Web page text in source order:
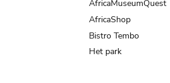
AfricaMuseumQuest
AfricaShop
Bistro Tembo
Het park